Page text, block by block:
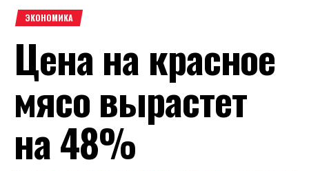
ЭКОНОМИКА
Цена на красное
мясо вырастет
на 48%